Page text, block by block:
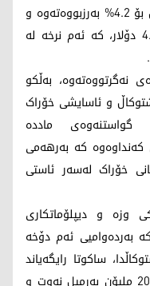
کردووە، لەو وڵاتەدا، رێژەی هەڵاوسان بۆ 4.2% بەرزبووەتەوە و
نرخی 1 گاڵۆن بەنزین گەیشتووەتە 4.5 دۆلار، کە ئەم نرخە لە
نەگرتووەتەوە، بەڵکو
و ئاسایشی خۆراک
گواستنەوەی ماددە
کەنداوەوە کە بەرهەمی
خۆراک لەسەر ئاستی
وزە و دیپلۆماتکاری
بەردەوامیی ئەم دۆخە
ساکوتا رایگەیاند